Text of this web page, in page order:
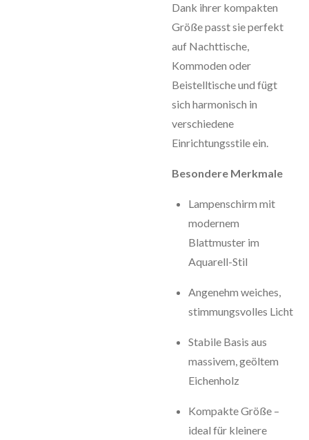
Dank ihrer kompakten
Größe passt sie perfekt
auf Nachttische,
Kommoden oder
Beistelltische und fügt
sich harmonisch in
verschiedene
Einrichtungsstile ein.
Besondere Merkmale
Lampenschirm mit
modernem
Blattmuster im
Aquarell-Stil
Angenehm weiches,
stimmungsvolles Licht
Stabile Basis aus
massivem, geöltem
Eichenholz
Kompakte Größe –
ideal für kleinere